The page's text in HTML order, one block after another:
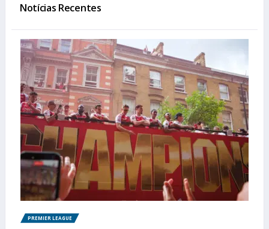
Notícias Recentes
PREMIER LEAGUE